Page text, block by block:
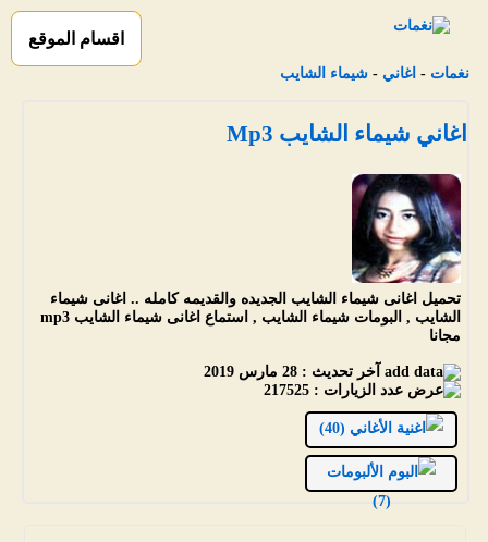
اقسام الموقع
نغمات - اغاني - شيماء الشايب
اغاني شيماء الشايب Mp3
تحميل اغانى شيماء الشايب الجديده والقديمه كامله .. اغانى شيماء
الشايب , البومات شيماء الشايب , استماع اغانى شيماء الشايب mp3
مجانا
آخر تحديث : 28 مارس 2019
عدد الزيارات : 217525
الأغاني (40)
الألبومات
(7)